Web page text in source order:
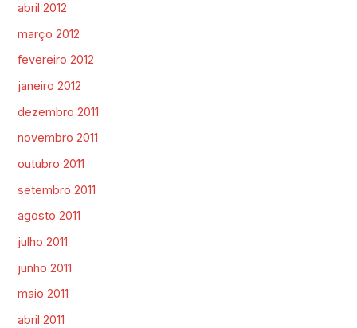
abril 2012
março 2012
fevereiro 2012
janeiro 2012
dezembro 2011
novembro 2011
outubro 2011
setembro 2011
agosto 2011
julho 2011
junho 2011
maio 2011
abril 2011